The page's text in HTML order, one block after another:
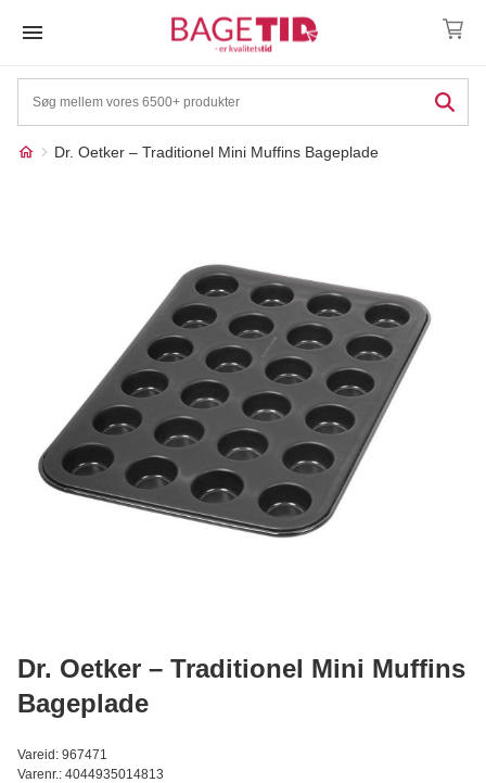
Dr. Oetker – Traditionel Mini Muffins Bageplade
Callebaut Chokolade Callets mørk 811 54,5% - 2,5 kg
Dr. Oetker – Traditionel Mini Muffins
Bageplade
Vareid: 967471
Varenr.: 4044935014813